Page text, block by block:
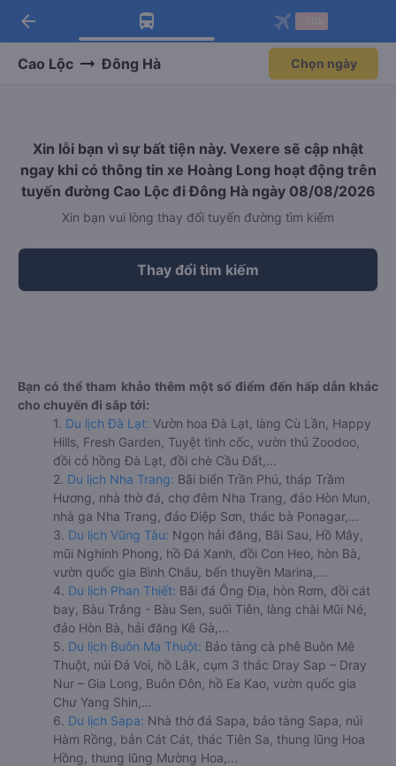
Tải app Vexere ngay!
Nhận ưu đãi thành viên độc
Mở app
Tải app Vexere
-30k/ghế khi đặt vé máy bay qua
Mở app
arrow_back
Cao Lộc Đông Hà Chọn ngày
Xin lỗi bạn vì sự bất tiện này. Vexere sẽ cập nhật
ngay khi có thông tin xe Hoàng Long hoạt động trên
tuyến đường Cao Lộc đi Đông Hà ngày 08/08/2026
Xin bạn vui lòng thay đổi tuyến đường tìm kiếm
Thay đổi tìm kiếm
Bạn có thể tham khảo thêm một số điểm đến hấp dẫn khác
cho chuyến đi sắp tới:
1. Du lịch Đà Lạt: Vườn hoa Đà Lạt, làng Cù Lần, Happy
Hills, Fresh Garden, Tuyệt tình cốc, vườn thú Zoodoo,
đồi cỏ hồng Đà Lạt, đồi chè Cầu Đất,...
2. Du lịch Nha Trang: Bãi biển Trần Phú, tháp Trầm
Hương, nhà thờ đá, chợ đêm Nha Trang, đảo Hòn Mun,
nhà ga Nha Trang, đảo Điệp Sơn, thác bà Ponagar,...
3. Du lịch Vũng Tàu: Ngọn hải đăng, Bãi Sau, Hồ Mây,
mũi Nghinh Phong, hồ Đá Xanh, đồi Con Heo, hòn Bà,
vườn quốc gia Bình Châu, bến thuyền Marina,...
4. Du lịch Phan Thiết: Bãi đá Ông Địa, hòn Rơm, đồi cát
bay, Bàu Trắng - Bàu Sen, suối Tiên, làng chài Mũi Né,
đảo Hòn Bà, hải đăng Kê Gà,...
5. Du lịch Buôn Ma Thuột: Bảo tàng cà phê Buôn Mê
Thuột, núi Đá Voi, hồ Lắk, cụm 3 thác Dray Sap – Dray
Nur – Gia Long, Buôn Đôn, hồ Ea Kao, vườn quốc gia
Chư Yang Shin,...
6. Du lịch Sapa: Nhà thờ đá Sapa, bảo tàng Sapa, núi
Hàm Rồng, bản Cát Cát, thác Tiên Sa, thung lũng Hoa
Hồng, thung lũng Mường Hoa,...